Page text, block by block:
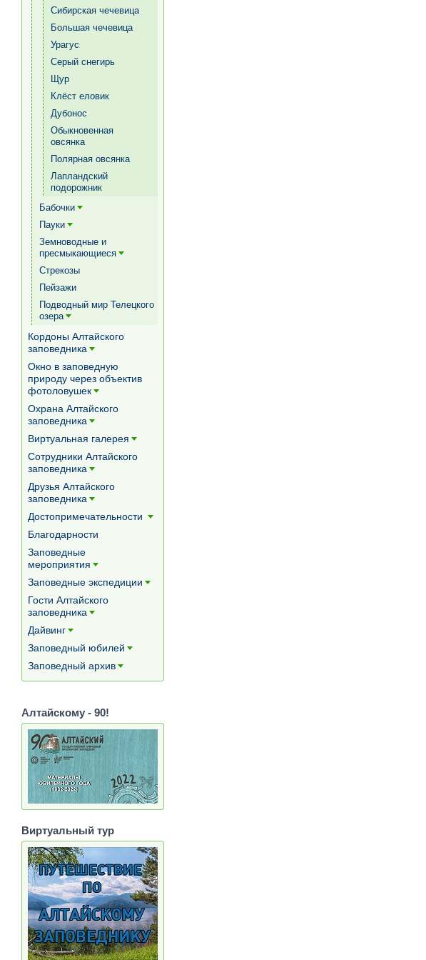
Сибирская чечевица
Большая чечевица
Урагус
Серый снегирь
Щур
Клёст еловик
Дубонос
Обыкновенная
овсянка
Полярная овсянка
Лапландский
подорожник
Бабочки
Пауки
Земноводные и
пресмыкающиеся
Стрекозы
Пейзажи
Подводный мир Телецкого
озера
Кордоны Алтайского
заповедника
Окно в заповедную
природу через объектив
фотоловушек
Охрана Алтайского
заповедника
Виртуальная галерея
Сотрудники Алтайского
заповедника
Друзья Алтайского
заповедника
Достопримечательности
Благодарности
Заповедные
мероприятия
Заповедные экспедиции
Гости Алтайского
заповедника
Дайвинг
Заповедный юбилей
Заповедный архив
Алтайскому - 90!
Виртуальный тур